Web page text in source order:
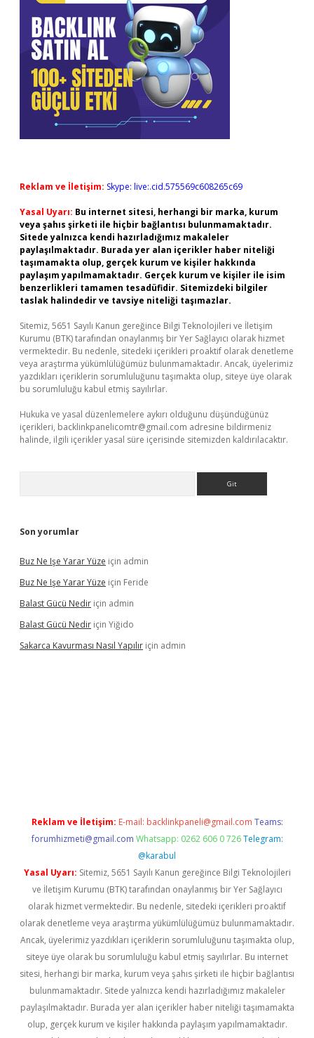
Reklam ve İletişim: Skype: live:.cid.575569c608265c69
Yasal Uyarı: Bu internet sitesi, herhangi bir marka, kurum
veya şahıs şirketi ile hiçbir bağlantısı bulunmamaktadır.
Sitede yalnızca kendi hazırladığımız makaleler
paylaşılmaktadır. Burada yer alan içerikler haber niteliği
taşımamakta olup, gerçek kurum ve kişiler hakkında
paylaşım yapılmamaktadır. Gerçek kurum ve kişiler ile isim
benzerlikleri tamamen tesadüfidir. Sitemizdeki bilgiler
taslak halindedir ve tavsiye niteliği taşımazlar.
Sitemiz, 5651 Sayılı Kanun gereğince Bilgi Teknolojileri ve İletişim
Kurumu (BTK) tarafından onaylanmış bir Yer Sağlayıcı olarak hizmet
vermektedir. Bu nedenle, sitedeki içerikleri proaktif olarak denetleme
veya araştırma yükümlülüğümüz bulunmamaktadır. Ancak, üyelerimiz
yazdıkları içeriklerin sorumluluğunu taşımakta olup, siteye üye olarak
bu sorumluluğu kabul etmiş sayılırlar.
Hukuka ve yasal düzenlemelere aykırı olduğunu düşündüğünüz
içerikleri, backlinkpanelicomtr@gmail.com adresine bildirmeniz
halinde, ilgili içerikler yasal süre içerisinde sitemizden kaldırılacaktır.
Son yorumlar
Buz Ne Işe Yarar Yüze için admin
Buz Ne Işe Yarar Yüze için Feride
Balast Gücü Nedir için admin
Balast Gücü Nedir için Yiğido
Sakarca Kavurması Nasıl Yapılır için admin
Reklam ve İletişim: E-mail: backlinkpaneli@gmail.com Teams:
forumhizmeti@gmail.com Whatsapp: 0262 606 0 726 Telegram:
@karabul
Yasal Uyarı: Sitemiz, 5651 Sayılı Kanun gereğince Bilgi Teknolojileri
ve İletişim Kurumu (BTK) tarafından onaylanmış bir Yer Sağlayıcı
olarak hizmet vermektedir. Bu nedenle, sitedeki içerikleri proaktif
olarak denetleme veya araştırma yükümlülüğümüz bulunmamaktadır.
Ancak, üyelerimiz yazdıkları içeriklerin sorumluluğunu taşımakta olup,
siteye üye olarak bu sorumluluğu kabul etmiş sayılırlar. Bu internet
sitesi, herhangi bir marka, kurum veya şahıs şirketi ile hiçbir bağlantısı
bulunmamaktadır. Sitede yalnızca kendi hazırladığımız makaleler
paylaşılmaktadır. Burada yer alan içerikler haber niteliği taşımamakta
olup, gerçek kurum ve kişiler hakkında paylaşım yapılmamaktadır.